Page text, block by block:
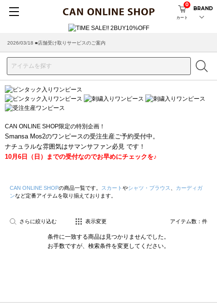
カート
0
BRAND
2026/03/18 ■店舗受け取りサービスのご案内
CAN ONLINE SHOP限定の特別企画！
Smansa Mos2のワンピースの受注生産ご予約受付中。
ナチュラルな雰囲気はサマンサファン必見 です！
10月6日（日）までの受付なのでお早めにチェックを♪
CAN ONLINE SHOPの商品一覧です。 スカート やシャツ・ブラウス
カーディガ
ンなど定番アイテムを取り揃えております。
さらに絞り込む 表示変更 アイテム数： 件
条件に一致する商品は見つかりませんでした。
お手数ですが、検索条件を変更してください。